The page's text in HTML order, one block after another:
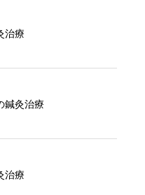
治療
鍼灸治療
治療